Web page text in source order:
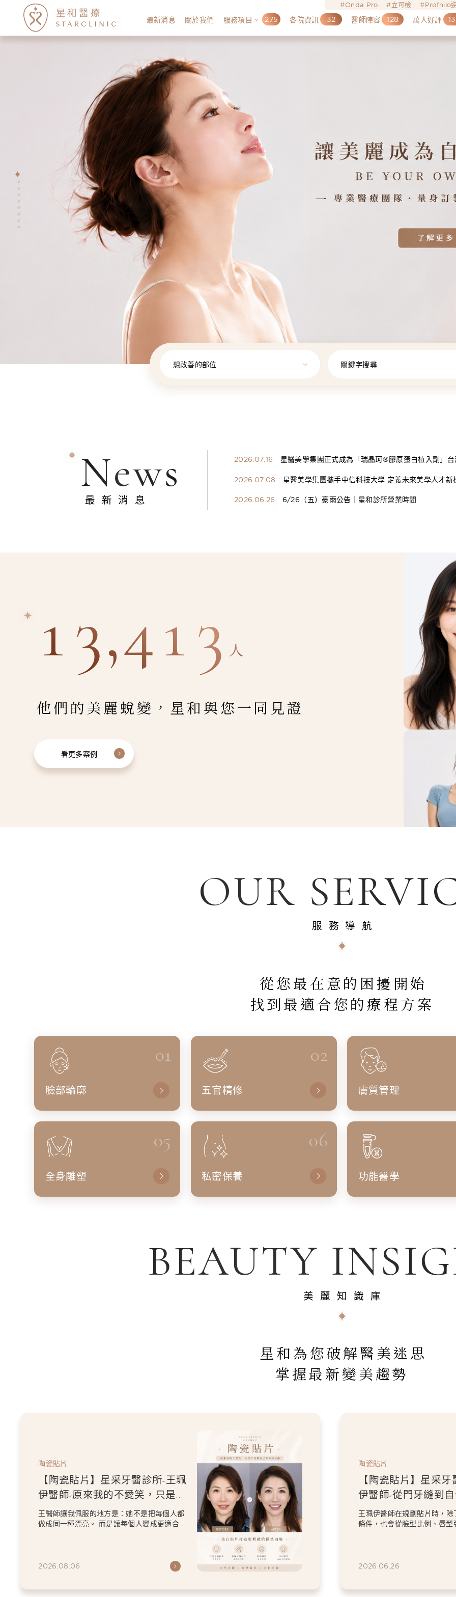
Onda Pro 立可檢 Profhilo
最新消息 關於我們 服務項目 275 各院資訊 32 醫師陣容 128 萬人好評
想改善的部位 關鍵字搜尋
News
最新消息
2026.07.16
星醫美學集團正式成為「瑞晶珂®膠原蛋白植入劑」
2026.07.08
星醫美學集團攜手中信科技大學 定義未來美學人才新
2026.06.26
6/26（五）豪雨公告｜星和診所營業時間
13,413 人
他們的美麗蛻變，星和與您一同見證
看更多案例
OUR
服務導航
從您最在意的困擾開始
找到最適合您的療程方案
01
臉部輪廓
02
五官精修 膚質管理
05
全身雕塑
06
私密保養 功能醫學
BEAUTY
美麗知識庫
星和為您破解醫美迷思
掌握最新變美趨勢
陶瓷貼片
【陶瓷貼片】星采牙醫診所-王珮
伊醫師-原來我的不愛笑，只是不
喜歡自己原本的牙齒
王醫師讓我佩服的地方是：她不是把每個人都
做成同一種漂亮。 而是讓每個人變成更適合自
2026.08.06
陶瓷貼片
【陶瓷貼片】星采
伊醫師-從門牙縫到
白貼片打造更精緻的
王珮伊醫師在規劃貼片時，除
條件，也會從臉型比例、唇型
2026.06.26